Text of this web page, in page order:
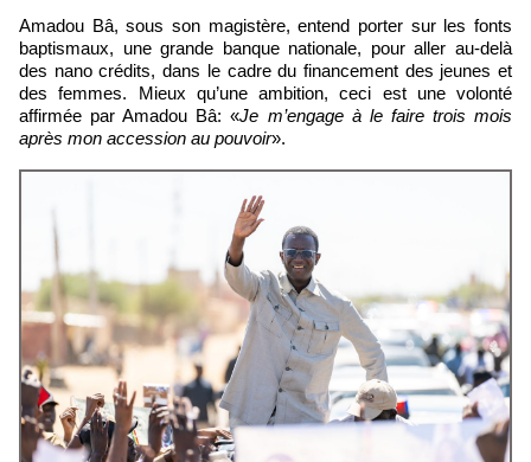
Amadou Bâ, sous son magistère, entend porter sur les fonts
baptismaux, une grande banque nationale, pour aller au-delà
des nano crédits, dans le cadre du financement des jeunes et
des femmes. Mieux qu’une ambition, ceci est une volonté
affirmée par Amadou Bâ: «Je m’engage à le faire trois mois
après mon accession au pouvoir».